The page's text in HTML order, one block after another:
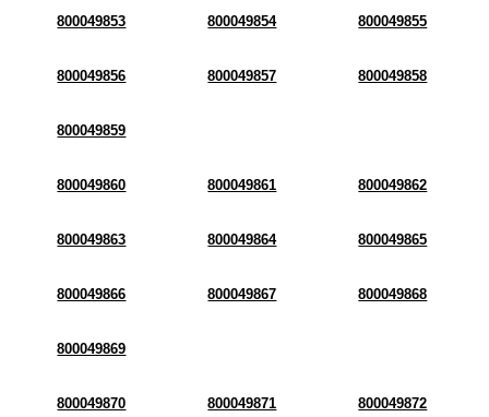
800049853 800049854 800049855
800049856 800049857 800049858
800049859
800049860 800049861 800049862
800049863 800049864 800049865
800049866 800049867 800049868
800049869
800049870 800049871 800049872